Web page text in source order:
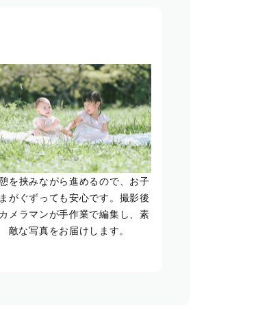
を挟みながら進めるので、お子
がぐずっても安心です。撮影後
メラマンが手作業で編集し、素
敵な写真をお届けします。